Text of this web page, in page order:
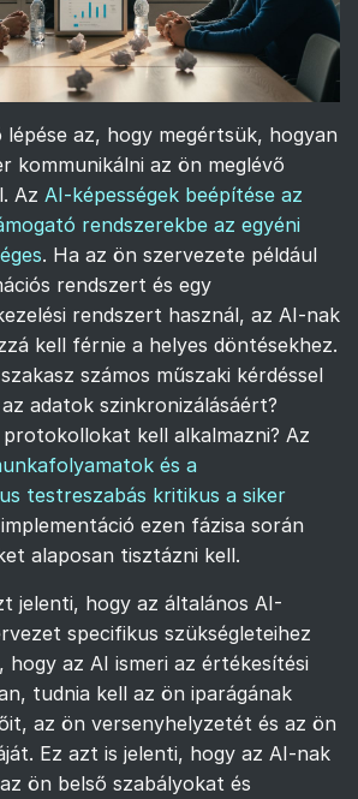
lépése az, hogy megértsük, hogyan
kommunikálni az ön meglévő
Az AI-képességek beépítése az
rendszerekbe az egyéni
. Ha az ön szervezete például
rendszert és egy
rendszert használ, az AI-nak
kell férnie a helyes döntésekhez.
számos műszaki kérdéssel
adatok szinkronizálásáért?
kell alkalmazni? Az
és a
testreszabás kritikus a siker
ezen fázisa során
alaposan tisztázni kell.
jelenti, hogy az általános AI-
specifikus szükségleteihez
hogy az AI ismeri az értékesítési
tudnia kell az ön iparágának
az ön versenyhelyzetét és az ön
Ez azt is jelenti, hogy az AI-nak
ön belső szabályokat és